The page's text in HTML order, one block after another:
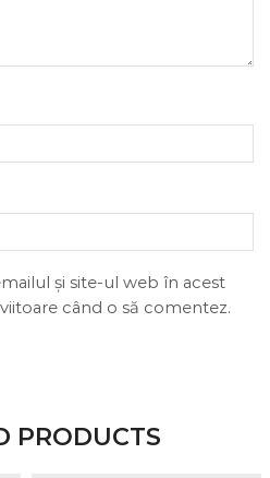
și site-ul web în acest
când o să comentez.
PRODUCTS